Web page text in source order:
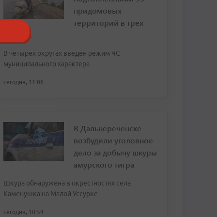
придомовых
территорий в трех
округах
В четырех округах введен режим ЧС
муниципального характера
сегодня, 11:06
В Дальнереченске
возбудили уголовное
дело за добычу шкуры
амурского тигра
Шкура обнаружена в окрестностях села
Каменушка на Малой Уссурке
сегодня, 10:54